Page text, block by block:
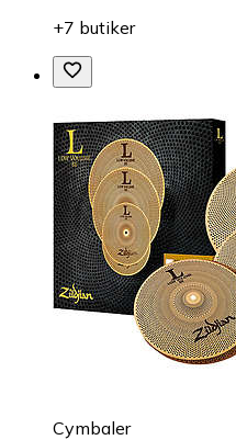
+7 butiker
Cymbaler